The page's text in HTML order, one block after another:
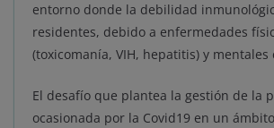
entorno donde la debilidad
residentes, debido a enfermedades
(toxicomanía, VIH, hepatitis) y mentales
El desafío que plantea la gestión de la
ocasionada por la Covid19 en un